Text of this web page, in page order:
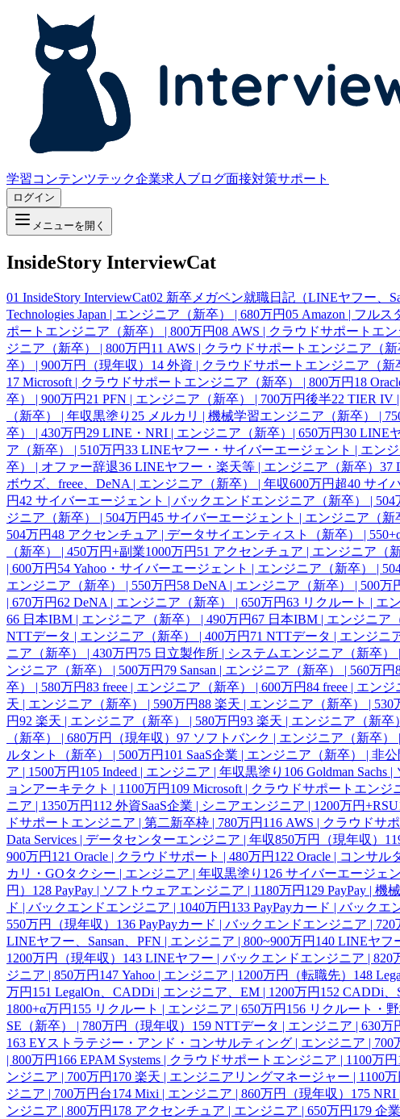
学習コンテンツテック企業求人 ブログ面接対策サポート
ログイン
メニューを開く
InsideStory InterviewCat
01 InsideStory InterviewCat02 新卒メガベン就職日記（LINEヤフー、
Technologies Japan | エンジニア（新卒） | 680万円05 Amazon | フルス
ポートエンジニア（新卒） | 800万円08 AWS | クラウドサポートエ
ジニア（新卒） | 800万円 11 AWS | クラウドサポートエンジニア（新
卒） | 900万円（現年収） 14 外資 | クラウドサポートエンジニア（新
17 Microsoft | クラウドサポートエンジニア（新卒） | 800万円 18
卒） | 900万円 21 PFN | エンジニア（新卒） | 700万円後半22 TIER IV
（新卒） | 年収黒塗り 25 メルカリ | 機械学習エンジニア（新卒） |
卒） | 430万円 29 LINE・NRI | エンジニア（新卒）| 650万円30 LINE
ア（新卒） | 510万円33 LINEヤフー・サイバーエージェント | エン
卒） | オファー辞退36 LINEヤフー・楽天等 | エンジニア（新卒） 37
ボウズ、freee、DeNA | エンジニア（新卒） | 年収600万円超40 サイ
円42 サイバーエージェント | バックエンドエンジニア（新卒） | 504
ジニア（新卒） | 504万円45 サイバーエージェント | エンジニア（新
504万円48 アクセンチュア | データサイエンティスト（新卒） |
（新卒） | 450万円+副業1000万円 51 アクセンチュア | エンジニア（
| 600万円 54 Yahoo・サイバーエージェント | エンジニア（新卒） |
エンジニア（新卒） | 550万円 58 DeNA | エンジニア（新卒） | 500万
| 670万円62 DeNA | エンジニア（新卒） | 650万円63 リクルート | エ
66 日本IBM | エンジニア（新卒） | 490万円67 日本IBM | エンジニア
NTTデータ | エンジニア（新卒） | 400万円 71 NTTデータ | エンジニ
ニア（新卒） | 430万円 75 日立製作所 | システムエンジニア（新卒）
ンジニア（新卒） | 500万円 79 Sansan | エンジニア（新卒） | 560万円
卒） | 580万円83 freee | エンジニア（新卒） | 600万円84 freee | エン
天 | エンジニア（新卒） | 590万円88 楽天 | エンジニア（新卒） | 530
円92 楽天 | エンジニア（新卒） | 580万円93 楽天 | エンジニア（新卒
（新卒） | 680万円（現年収） 97 ソフトバンク | エンジニア（新卒）
ルタント（新卒） | 500万円 101 SaaS企業 | エンジニア（新卒） | 非公
ア | 1500万円 105 Indeed | エンジニア | 年収黒塗り 106 Goldman Sachs
ョンアーキテクト | 1100万円 109 Microsoft | クラウドサポートエンジ
ニア | 1350万円 112 外資SaaS企業 | シニアエンジニア | 1200万円+RSU
ドサポートエンジニア | 第二新卒枠 | 780万円 116 AWS | クラウドサ
Data Services | データセンターエンジニア | 年収850万円（現年収）
900万円 121 Oracle | クラウドサポート | 480万円 122 Oracle | コンサル
カリ・GOタクシー | エンジニア | 年収黒塗り 126 サイバーエージェ
円） 128 PayPay | ソフトウェアエンジニア | 1180万円 129 PayPay | 機
ド | バックエンドエンジニア | 1040万円 133 PayPayカード | バックエ
550万円（現年収） 136 PayPayカード | バックエンドエンジニア | 720
LINEヤフー、Sansan、PFN | エンジニア | 800~900万円 140 LINEヤフ
1200万円（現年収） 143 LINEヤフー | バックエンドエンジニア | 820
ジニア | 850万円 147 Yahoo | エンジニア | 1200万円（転職先） 148
万円 151 LegalOn、CADDi | エンジニア、EM | 1200万円 152 CADDi、
1800+α万円 155 リクルート | エンジニア | 650万円 156 リクルート・
SE（新卒） | 780万円（現年収） 159 NTTデータ | エンジニア | 630万
163 EYストラテジー・アンド・コンサルティング | エンジニア | 700
| 800万円 166 EPAM Systems | クラウドサポートエンジニア | 1100万円
ンジニア | 700万円 170 楽天 | エンジニアリングマネージャー | 1100万
ジニア | 700万円台174 Mixi | エンジニア | 860万円（現年収） 175 NRI
ンジニア | 800万円 178 アクセンチュア | エンジニア | 650万円 179 企